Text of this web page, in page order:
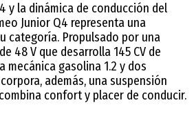
y la dinámica de conducción del
Junior Q4 representa una
categoría. Propulsado por una
48 V que desarrolla 145 CV de
mecánica gasolina 1.2 y dos
además, una suspensión
confort y placer de conducir.